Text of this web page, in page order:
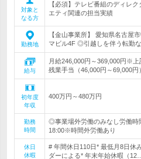
対象と
なる方
【必須】テレビ番組のディレ
エティ関連の担当実績
勤務地
【金山事業所】 愛知県名古屋
マビル4F ◎引越しを伴う転勤
給与
月給246,000円～369,000円※
残業手当（46,000円～69,000円
初年度
年収
400万円～480万円
勤務
時間
◎事業場外労働のみなし労働時
18:00※時間外労働あり
休日
休暇
# 年間休日110日* 最低月8日休
ダーによる* 年末年始休暇（12…